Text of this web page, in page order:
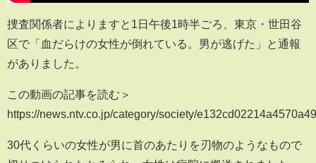
捜査関係者によりますと1日午後1時半ごろ、東京・世田谷
区で「血だらけの女性が倒れている。男が逃げた」と通報
がありました。
この動画の記事を読む＞
https://news.ntv.co.jp/category/society/
30代くらいの女性が男に首のあたりを刃物のようなもので